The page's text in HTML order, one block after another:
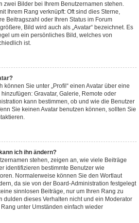
zwei Bilder bei Ihrem Benutzernamen stehen.
Ihrem Rang verknüpft: Oft sind dies Sterne,
Beitragszahl oder Ihren Status im Forum
Bild wird auch als „Avatar“ bezeichnet. Es
um ein persönliches Bild, welches von
ist.
können Sie unter „Profil“ einen Avatar über eine
Gravatar, Galerie, Remote oder
kann bestimmen, ob und wie die Benutzer
Sie keinen Avatar benutzen können, sollten Sie
ich ihn ändern?
stehen, zeigen an, wie viele Beiträge
identifizieren bestimmte Benutzer wie
Normalerweise können Sie den Wortlaut
da sie von der Board-Administration festgelegt
sinnlosen Beiträge, nur um Ihren Rang zu
dieses Verhalten nicht und ein Moderator
unter Umständen einfach wieder